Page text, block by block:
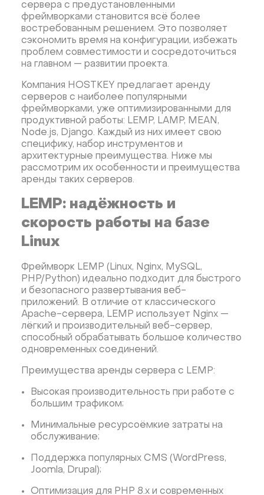
Zabbix
Машинное обучение
Персональный чат-бот
Xubuntu
OpenPanel
PyTorch Node.js
Django
LinuxGSM + Web LGSM
Jupyter Notebook
JupyterLab
Shopify
Apache Guacamole + Xfce
Apache Airflow
DeepSeek
Gemma Llama Phi
сервера с предустановленными
фреймворками становится всё более
востребованным решением. Это позволяет
сэкономить время на конфигурации, избежать
проблем совместимости и сосредоточиться
на главном — развитии проекта.
Компания HOSTKEY предлагает аренду
серверов с наиболее популярными
фреймворками, уже оптимизированными для
продуктивной работы: LEMP, LAMP, MEAN,
Node.js, Django. Каждый из них имеет свою
специфику, набор инструментов и
архитектурные преимущества. Ниже мы
рассмотрим их особенности и преимущества
аренды таких серверов.
LEMP: надёжность и
скорость работы на базе
Linux
Фреймворк LEMP (Linux, Nginx, MySQL,
PHP/Python) идеально подходит для быстрого
и безопасного развертывания веб-
приложений. В отличие от классического
Apache-сервера, LEMP использует Nginx —
лёгкий и производительный веб-сервер,
способный обрабатывать большое количество
одновременных соединений.
Преимущества аренды сервера с LEMP:
Высокая производительность при работе с
большим трафиком;
Минимальные ресурсоёмкие затраты на
обслуживание;
Поддержка популярных CMS (WordPress,
Joomla, Drupal);
Оптимизация для PHP 8.x и современных